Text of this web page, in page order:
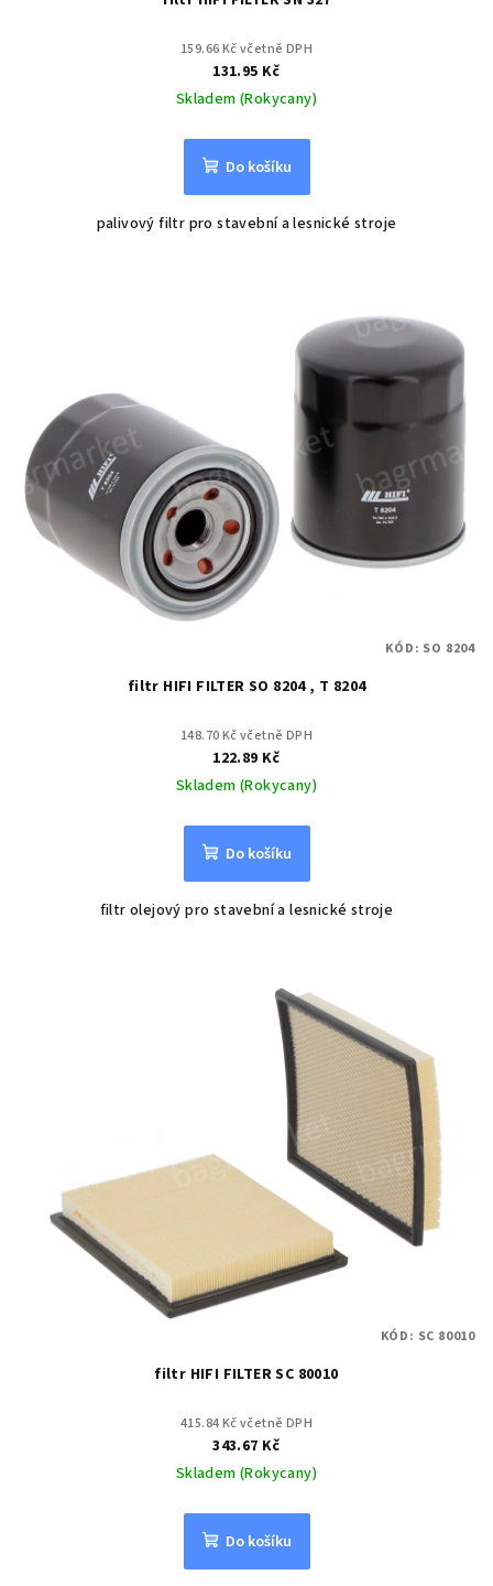
159.66 Kč včetně DPH
131.95 Kč
Skladem (Rokycany)
Do košíku
palivový filtr pro stavební a lesnické stroje
filtr HIFI FILTER SO 8204 , T 8204
148.70 Kč včetně DPH
122.89 Kč
Skladem (Rokycany)
Do košíku
filtr olejový pro stavební a lesnické stroje
KÓD: SO 8204
filtr HIFI FILTER SC 80010
415.84 Kč včetně DPH
343.67 Kč
Skladem (Rokycany)
Do košíku
KÓD: SC 80010